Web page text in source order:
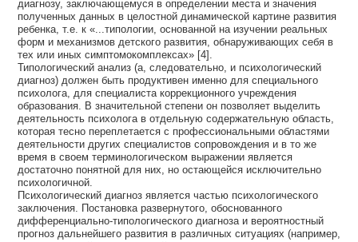
диагнозу, заключающемуся в определении места и значения
полученных данных в целостной динамической картине развития
ребенка, т.е. к «...типологии, основанной на изучении реальных
форм и механизмов детского развития, обнаруживающих себя в
тех или иных симптомокомплексах» [4].
Типологический анализ (а, следовательно, и психологический
диагноз) должен быть продуктивен именно для специального
психолога, для специалиста коррекционного учреждения
образования. В значительной степени он позволяет выделить
деятельность психолога в отдельную содержательную область,
которая тесно переплетается с профессиональными областями
деятельности других специалистов сопровождения и в то же
время в своем терминологическом выражении является
достаточно понятной для них, но остающейся исключительно
психологичной.
Психологический диагноз является частью психологического
заключения. Постановка развернутого, обоснованного
дифференциально-типологического диагноза и вероятностный
прогноз дальнейшего развития в различных ситуациях (например,